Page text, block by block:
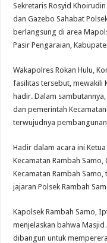
Sekretaris Rosyid
dan Gazebo Sahabat
berlangsung di area
Pasir Pengaraian,
Wakapolres Rokan Hulu,
fasilitas tersebut, mewakili
hadir. Dalam
dan pemerintah
terwujudnya
Hadir dalam acara ini
Kecamatan Rambah
Kecamatan Rambah
jajaran Polsek Rambah
Kapolsek Rambah Samo,
menjelaskan bahwa
dibangun untuk